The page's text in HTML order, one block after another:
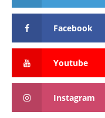
Facebook
Youtube
Instagram